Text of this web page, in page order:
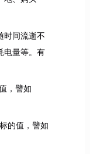
时间流逝不
电量等。有
，譬如
的值，譬如